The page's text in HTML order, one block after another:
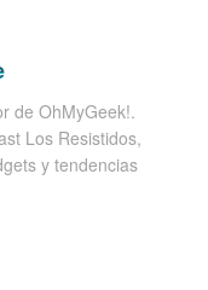
de OhMyGeek!.
Los Resistidos,
y tendencias